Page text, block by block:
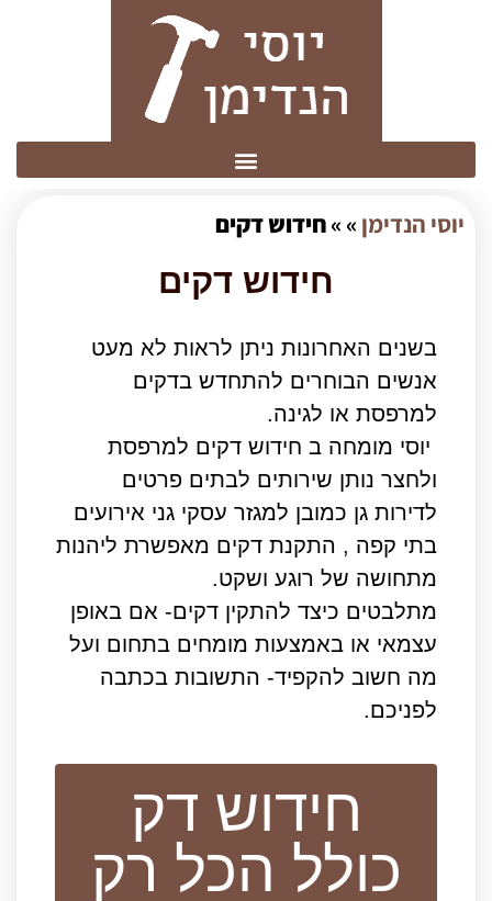
יוסי הנדימן » »חידוש דקים
חידוש דקים
בשנים האחרונות ניתן לראות לא מעט
אנשים הבוחרים להתחדש בדקים
למרפסת או לגינה.
יוסי מומחה ב חידוש דקים למרפסת
ולחצר נותן שירותים לבתים פרטים
לדירות גן כמובן למגזר עסקי גני אירועים
בתי קפה , התקנת דקים מאפשרת ליהנות
מתחושה של רוגע ושקט.
מתלבטים כיצד להתקין דקים- אם באופן
עצמאי או באמצעות מומחים בתחום ועל
מה חשוב להקפיד- התשובות בכתבה
לפניכם.
חידוש דק
כולל הכל רק